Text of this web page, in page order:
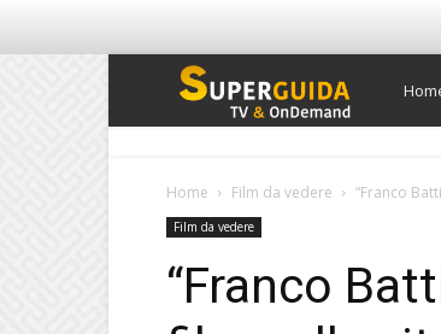
Super
Home Film da vedere “Franco
Film da vedere
“Franco